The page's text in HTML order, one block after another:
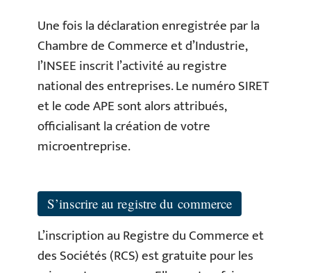
Une fois la déclaration enregistrée par la
Chambre de Commerce et d’Industrie,
l’INSEE inscrit l’activité au registre
national des entreprises. Le numéro SIRET
et le code APE sont alors attribués,
officialisant la création de votre
microentreprise.
S’inscrire au registre du commerce
L’inscription au Registre du Commerce et
des Sociétés (RCS) est gratuite pour les